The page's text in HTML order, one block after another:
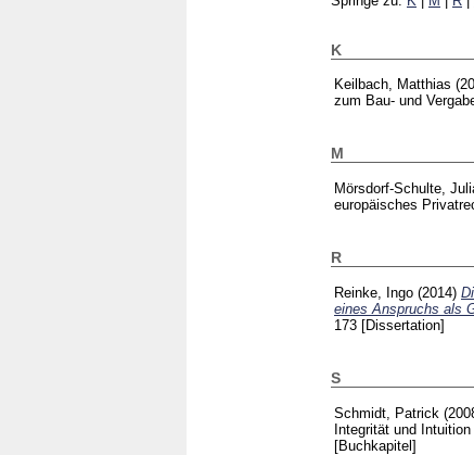
K
Keilbach, Matthias
zum Bau- und
M
Mörsdorf-Schulte,
europäisches
R
Reinke, Ingo (2014)
eines Anspruchs als
173 [Dissertation]
S
Schmidt, Patrick
Integrität und
[Buchkapitel]